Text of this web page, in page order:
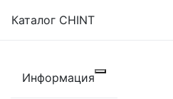
Каталог CHINT
Информация